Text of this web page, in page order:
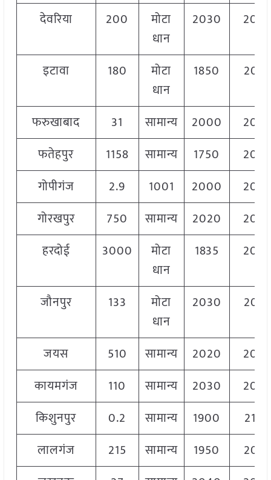
देवरिया
200
मोटा
धान
2030
इटावा 180
मोटा
धान
1850
फरुखाबाद 31 सामान्य 2000
फतेहपुर
1158 सामान्य 1750
गोपीगंज
2.9 1001 2000
गोरखपुर
750 सामान्य 2020
हरदोई
3000
मोटा
धान
1835
जौनपुर 133
मोटा
धान
2030
जयस 510 सामान्य 2020
कायमगंज
110 सामान्य 2030
किशुनपुर
0.2 सामान्य 1900
2100
लालगंज
215 सामान्य 1950